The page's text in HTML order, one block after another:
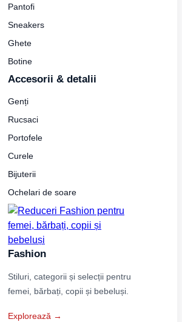
Pantofi
Sneakers
Ghete
Botine
Accesorii & detalii
Genți
Rucsaci
Portofele
Curele
Bijuterii
Ochelari de soare
Fashion
Stiluri, categorii și selecții pentru
femei, bărbați, copii și bebeluși.
Explorează →